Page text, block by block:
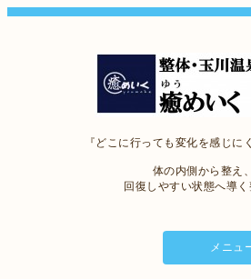
『どこに行っても変化を感じに
体の内側から整え、
回復しやすい状態へ導
メニュ